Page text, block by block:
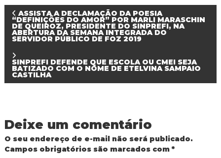
N
a
v
e
a
ç
ASSISTA A DECLAMAÇÃO DA POESIA
“DEFINIÇÕES DO AMOR” POR MARLI MARASCHIN
DE QUEIROZ, PRESIDENTE DO SINPREFI, NA
ABERTURA DA SEMANA INTEGRADA DO
SERVIDOR PÚBLICO DE FOZ 2019
SINPREFI DEFENDE QUE ESCOLA OU CMEI SEJA
BATIZADO COM O NOME DE ETELVINA SAMPAIO
CASTILHA
Deixe um comentário
O seu endereço de e-mail não será publicado.
Campos obrigatórios são marcados com *